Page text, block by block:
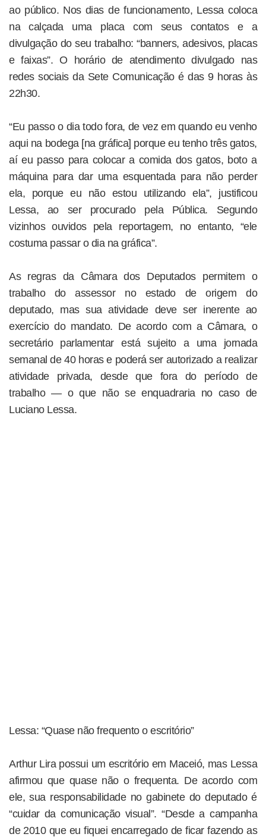
ao público. Nos dias de funcionamento, Lessa coloca
na calçada uma placa com seus contatos e a
divulgação do seu trabalho: “banners, adesivos, placas
e faixas”. O horário de atendimento divulgado nas
redes sociais da Sete Comunicação é das 9 horas às
22h30.
“Eu passo o dia todo fora, de vez em quando eu venho
aqui na bodega [na gráfica] porque eu tenho três gatos,
aí eu passo para colocar a comida dos gatos, boto a
máquina para dar uma esquentada para não perder
ela, porque eu não estou utilizando ela”, justificou
Lessa, ao ser procurado pela Pública. Segundo
vizinhos ouvidos pela reportagem, no entanto, “ele
costuma passar o dia na gráfica”.
As regras da Câmara dos Deputados permitem o
trabalho do assessor no estado de origem do
deputado, mas sua atividade deve ser inerente ao
exercício do mandato. De acordo com a Câmara, o
secretário parlamentar está sujeito a uma jornada
semanal de 40 horas e poderá ser autorizado a realizar
atividade privada, desde que fora do período de
trabalho — o que não se enquadraria no caso de
Luciano Lessa.
Lessa: “Quase não frequento o escritório”
Arthur Lira possui um escritório em Maceió, mas Lessa
afirmou que quase não o frequenta. De acordo com
ele, sua responsabilidade no gabinete do deputado é
“cuidar da comunicação visual”. “Desde a campanha
de 2010 que eu fiquei encarregado de ficar fazendo as